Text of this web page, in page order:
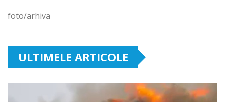
foto/arhiva
ULTIMELE ARTICOLE